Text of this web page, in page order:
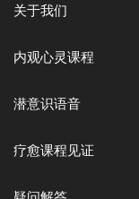
关于我们
内观心灵课程
潜意识语音
疗愈课程见证